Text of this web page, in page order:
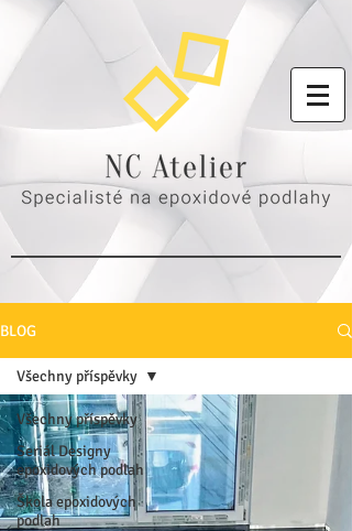
BLOG
Všechny příspěvky
Seriál Designy
epoxidových podlah
Škola epoxidových
podlah
Všechny příspěvky